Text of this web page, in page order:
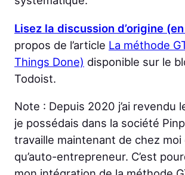
Lisez la discussion d’origine
propos de l’article La méthode
Things Done) disponible sur le
Todoist.
Note : Depuis 2020 j’ai revendu
je possédais dans la société
travaille maintenant de chez moi
qu’auto-entrepreneur. C’est